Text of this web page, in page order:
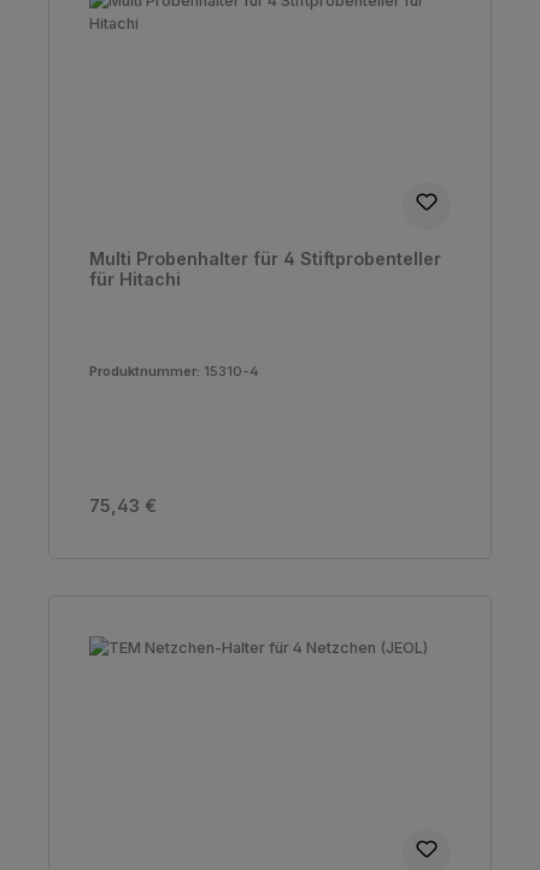
Multi Probenhalter für 4 Stiftprobenteller
für Hitachi
Produktnummer: 15310-4
Regulärer Preis:
75,43 €